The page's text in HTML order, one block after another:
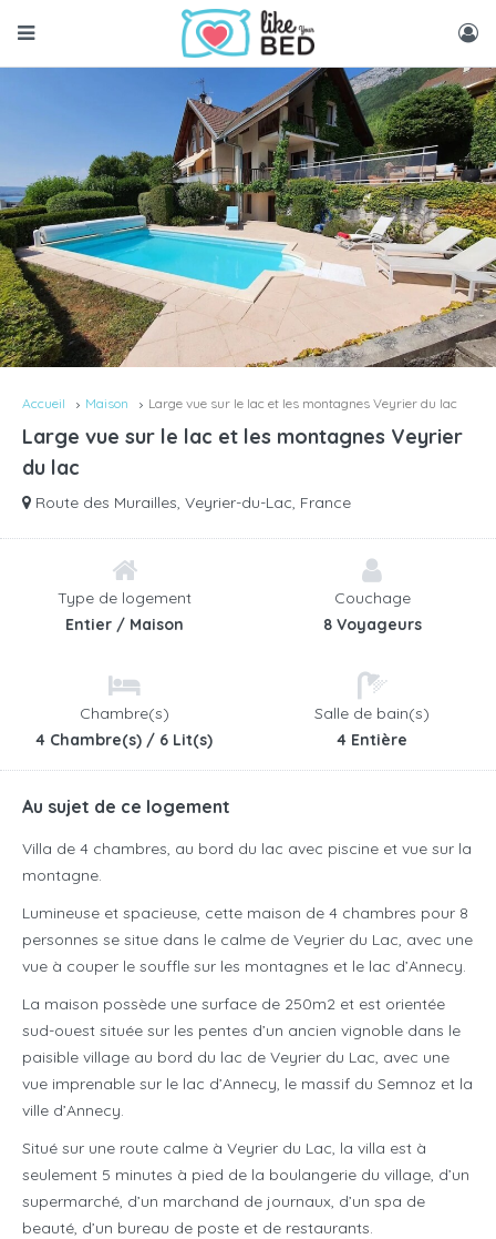
Accueil Maison Large vue sur le lac et les montagnes Veyrier du lac
Large vue sur le lac et les montagnes Veyrier
du lac
Route des Murailles, Veyrier-du-Lac, France
Type de logement
Entier / Maison
Couchage
8 Voyageurs
Chambre(s)
4 Chambre(s) / 6 Lit(s)
Salle de bain(s)
4 Entière
Au sujet de ce logement
Villa de 4 chambres, au bord du lac avec piscine et vue sur la
montagne.
Lumineuse et spacieuse, cette maison de 4 chambres pour 8
personnes se situe dans le calme de Veyrier du Lac, avec une
vue à couper le souffle sur les montagnes et le lac d’Annecy.
La maison possède une surface de 250m2 et est orientée
sud-ouest située sur les pentes d’un ancien vignoble dans le
paisible village au bord du lac de Veyrier du Lac, avec une
vue imprenable sur le lac d’Annecy, le massif du Semnoz et la
ville d’Annecy.
Situé sur une route calme à Veyrier du Lac, la villa est à
seulement 5 minutes à pied de la boulangerie du village, d’un
supermarché, d’un marchand de journaux, d’un spa de
beauté, d’un bureau de poste et de restaurants.